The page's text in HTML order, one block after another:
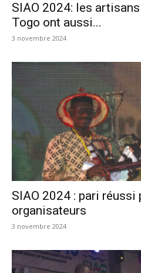
SIAO 2024: les
Togo ont aussi...
3 novembre 2024
SIAO 2024 : pari réussi
organisateurs
3 novembre 2024